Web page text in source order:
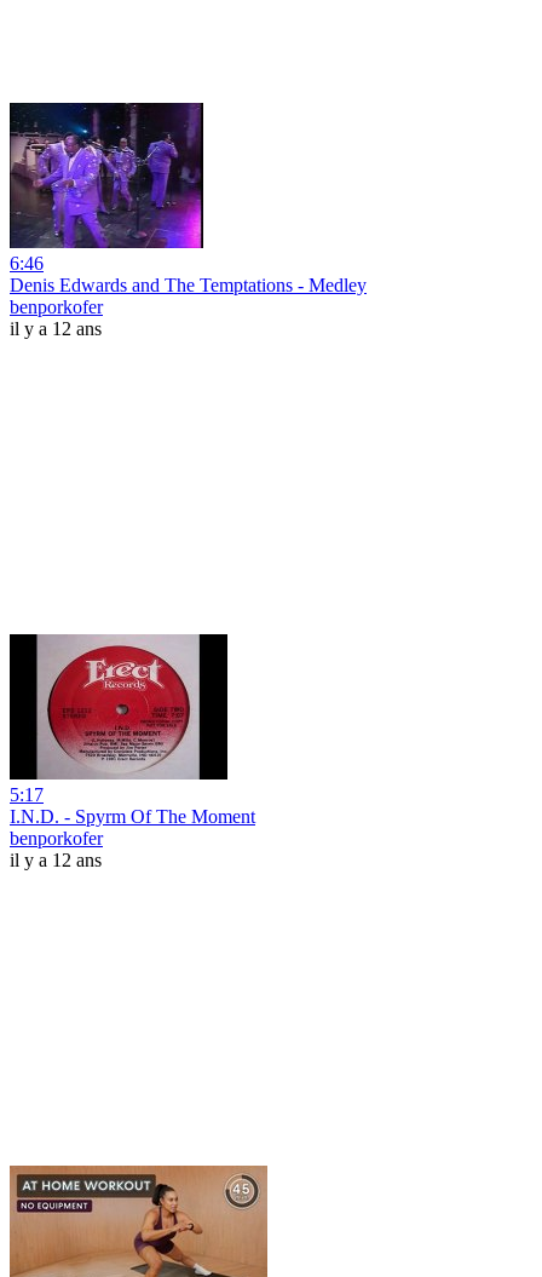
6:46
Denis Edwards and The Temptations - Medley
benporkofer
il y a 12 ans
5:17
I.N.D. - Spyrm Of The Moment
benporkofer
il y a 12 ans